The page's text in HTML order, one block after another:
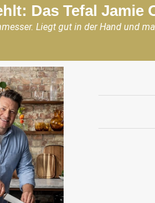
Das Tefal Jamie
Liegt gut in der Hand und